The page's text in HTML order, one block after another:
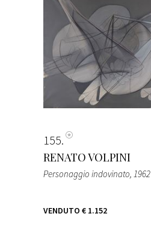
155
RENATO VOLPINI
Personaggio indovinato, 1962
VENDUTO € 1.152